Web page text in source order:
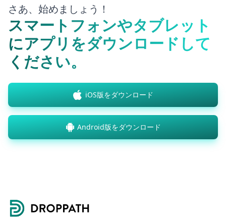
さあ、始めましょう！
スマートフォンやタブレット
にアプリをダウンロードして
ください。
iOS版をダウンロード
Android版をダウンロード